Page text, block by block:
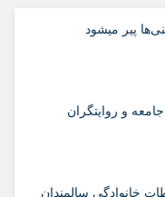
پیر میشود
و روایتگران
خانوادگی سالمندان